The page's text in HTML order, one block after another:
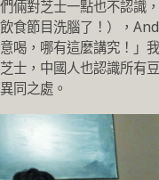
們倆對芝士一點也不認識
飲食節目洗腦了！），
意喝，哪有這麼講究！」
芝士，中國人也認識所有
異同之處。